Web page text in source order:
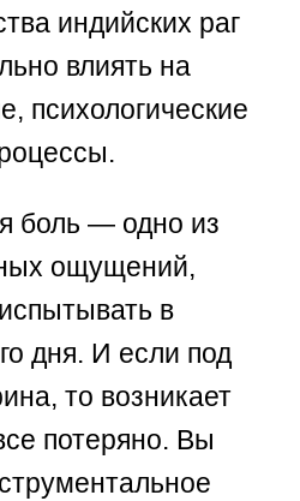
индийских раг
влиять на
психологические
боль — одно из
ощущений,
в
дня. И если под
то возникает
потеряно. Вы